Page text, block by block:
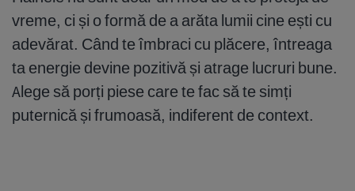
vreme, ci și o formă de a arăta lumii cine ești cu
adevărat. Când te îmbraci cu plăcere, întreaga
ta energie devine pozitivă și atrage lucruri bune.
Alege să porți piese care te fac să te simți
puternică și frumoasă, indiferent de context.